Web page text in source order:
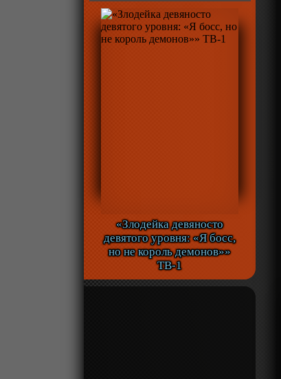
«Злодейка девяносто
девятого уровня: «Я босс,
но не король демонов»»
ТВ-1